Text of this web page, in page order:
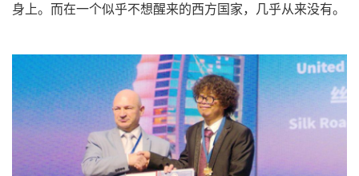
身上。而在一个似乎不想醒来的西方国家，几乎从来没有。